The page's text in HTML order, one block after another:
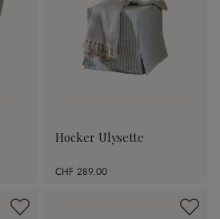
Hocker Ulysette
CHF 289.00